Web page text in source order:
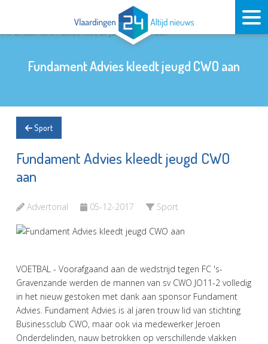
Fundament Advies kleedt jeugd CWO aan
Sport
Fundament Advies kleedt jeugd CWO
aan
Advertorial 05-12-2017 Sport
VOETBAL - Voorafgaand aan de wedstrijd tegen FC 's-
Gravenzande werden de mannen van sv CWO JO11-2 volledig
in het nieuw gestoken met dank aan sponsor Fundament
Advies. Fundament Advies is al jaren trouw lid van stichting
Businessclub CWO, maar ook via medewerker Jeroen
Onderdelinden, nauw betrokken op verschillende vlakken